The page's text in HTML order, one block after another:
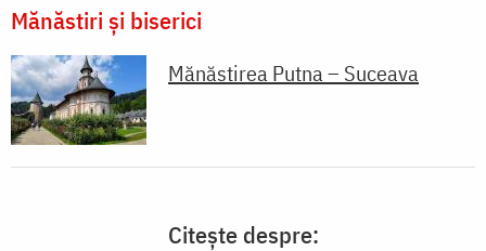
Mănăstiri și biserici
Mănăstirea Putna – Suceava
Citește despre: